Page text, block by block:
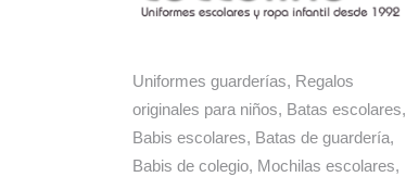
Uniformes guarderías, Regalos
originales para niños, Batas escolares,
Babis escolares, Batas de guardería,
Babis de colegio, Mochilas escolares,